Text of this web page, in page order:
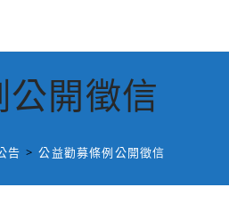
開徵信
告 > 公益勸募條例公開徵信